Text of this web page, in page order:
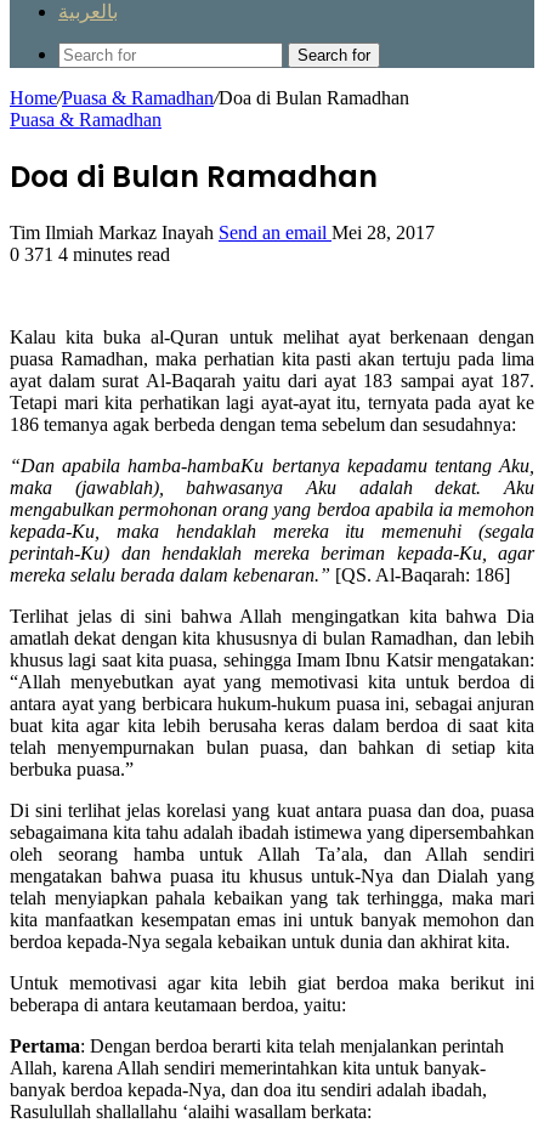
بالعربية
Search for
Home/Puasa & Ramadhan/Doa di Bulan Ramadhan
Puasa & Ramadhan
Doa di Bulan Ramadhan
Tim Ilmiah Markaz Inayah Send an email Mei 28, 2017
0 371 4 minutes read
Kalau kita buka al-Quran untuk melihat ayat berkenaan dengan
puasa Ramadhan, maka perhatian kita pasti akan tertuju pada lima
ayat dalam surat Al-Baqarah yaitu dari ayat 183 sampai ayat 187.
Tetapi mari kita perhatikan lagi ayat-ayat itu, ternyata pada ayat ke
186 temanya agak berbeda dengan tema sebelum dan sesudahnya:
“Dan apabila hamba-hambaKu bertanya kepadamu tentang Aku,
maka (jawablah), bahwasanya Aku adalah dekat. Aku
mengabulkan permohonan orang yang berdoa apabila ia memohon
kepada-Ku, maka hendaklah mereka itu memenuhi (segala
perintah-Ku) dan hendaklah mereka beriman kepada-Ku, agar
mereka selalu berada dalam kebenaran.” [QS. Al-Baqarah: 186]
Terlihat jelas di sini bahwa Allah mengingatkan kita bahwa Dia
amatlah dekat dengan kita khususnya di bulan Ramadhan, dan lebih
khusus lagi saat kita puasa, sehingga Imam Ibnu Katsir mengatakan:
“Allah menyebutkan ayat yang memotivasi kita untuk berdoa di
antara ayat yang berbicara hukum-hukum puasa ini, sebagai anjuran
buat kita agar kita lebih berusaha keras dalam berdoa di saat kita
telah menyempurnakan bulan puasa, dan bahkan di setiap kita
berbuka puasa.”
Di sini terlihat jelas korelasi yang kuat antara puasa dan doa, puasa
sebagaimana kita tahu adalah ibadah istimewa yang dipersembahkan
oleh seorang hamba untuk Allah Ta’ala, dan Allah sendiri
mengatakan bahwa puasa itu khusus untuk-Nya dan Dialah yang
telah menyiapkan pahala kebaikan yang tak terhingga, maka mari
kita manfaatkan kesempatan emas ini untuk banyak memohon dan
berdoa kepada-Nya segala kebaikan untuk dunia dan akhirat kita.
Untuk memotivasi agar kita lebih giat berdoa maka berikut ini
beberapa di antara keutamaan berdoa, yaitu:
Pertama: Dengan berdoa berarti kita telah menjalankan perintah
Allah, karena Allah sendiri memerintahkan kita untuk banyak-
banyak berdoa kepada-Nya, dan doa itu sendiri adalah ibadah,
Rasulullah shallallahu ‘alaihi wasallam berkata: